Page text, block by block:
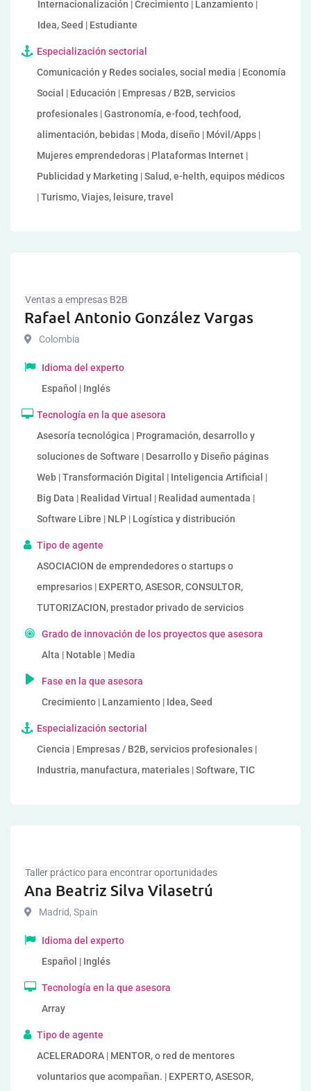
Internacionalización | Crecimiento | Lanzamiento |
Idea, Seed | Estudiante
Especialización sectorial
Comunicación y Redes sociales, social media | Economía
Social | Educación | Empresas / B2B, servicios
profesionales | Gastronomía, e-food, techfood,
alimentación, bebidas | Moda, diseño | Móvil/Apps |
Mujeres emprendedoras | Plataformas Internet |
Publicidad y Marketing | Salud, e-helth, equipos médicos
| Turismo, Viajes, leisure, travel
Ventas a empresas B2B
Rafael Antonio González Vargas
Colombia
Idioma del experto
Español | Inglés
Tecnología en la que asesora
Asesoría tecnológica | Programación, desarrollo y
soluciones de Software | Desarrollo y Diseño páginas
Web | Transformación Digital | Inteligencia Artificial |
Big Data | Realidad Virtual | Realidad aumentada |
Software Libre | NLP | Logística y distribución
Tipo de agente
ASOCIACION de emprendedores o startups o
empresarios | EXPERTO, ASESOR, CONSULTOR,
TUTORIZACION, prestador privado de servicios
Grado de innovación de los proyectos que asesora
Alta | Notable | Media
Fase en la que asesora
Crecimiento | Lanzamiento | Idea, Seed
Especialización sectorial
Ciencia | Empresas / B2B, servicios profesionales |
Industria, manufactura, materiales | Software, TIC
Taller práctico para encontrar oportunidades
Ana Beatriz Silva Vilasetrú
Madrid, Spain
Idioma del experto
Español | Inglés
Tecnología en la que asesora
Array
Tipo de agente
ACELERADORA | MENTOR, o red de mentores
voluntarios que acompañan. | EXPERTO, ASESOR,